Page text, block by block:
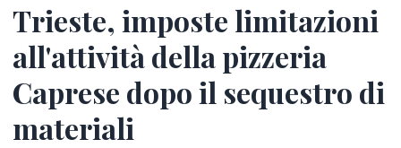
Trieste, imposte limitazioni
all'attività della pizzeria
Caprese dopo il sequestro di
materiali